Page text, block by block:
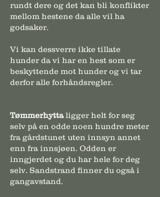
rundt dere og det kan bli konflikter
mellom hestene da alle vil ha
godsaker.
Vi kan dessverre ikke tillate
hunder da vi har en hest som er
beskyttende mot hunder og vi tar
derfor alle forhåndsregler.
Tømmerhyttaligger helt for seg
selv på en odde noen hundre meter
fra gårdstunet uten innsyn annet
enn fra innsjøen. Odden er
inngjerdet og du har hele for deg
selv. Sandstrand finner du også i
gangavstand.